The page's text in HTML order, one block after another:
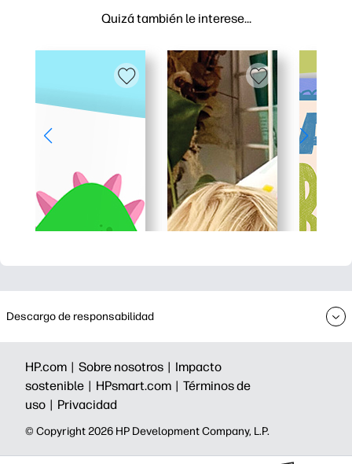
Quizá también le interese…
Descargo de responsabilidad
HP.com | Sobre nosotros | Impacto
sostenible | HPsmart.com | Términos de
uso | Privacidad
©️ Copyright 2026 HP Development Company, L.P.